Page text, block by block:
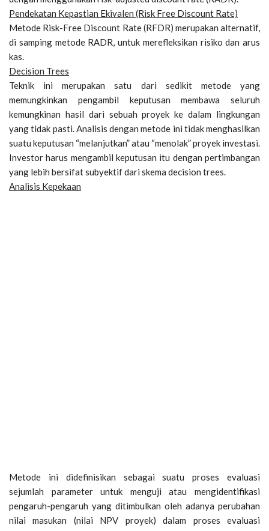
Pendekatan Kepastian Ekivalen (Risk Free Discount Rate)
Metode Risk-Free Discount Rate (RFDR) merupakan alternatif,
di samping metode RADR, untuk merefleksikan risiko dan arus
kas.
Decision Trees
Teknik ini merupakan satu dari sedikit metode yang
memungkinkan pengambil keputusan membawa seluruh
kemungkinan hasil dari sebuah proyek ke dalam lingkungan
yang tidak pasti. Analisis dengan metode ini tidak menghasilkan
suatu keputusan “melanjutkan” atau “menolak” proyek investasi.
Investor harus mengambil keputusan itu dengan pertimbangan
yang lebih bersifat subyektif dari skema decision trees.
Analisis Kepekaan
Metode ini didefinisikan sebagai suatu proses evaluasi
sejumlah parameter untuk menguji atau mengidentifikasi
pengaruh-pengaruh yang ditimbulkan oleh adanya perubahan
nilai masukan (nilai NPV proyek) dalam proses evaluasi